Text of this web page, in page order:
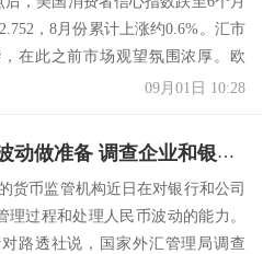
，8月份累计上涨约0.6%。汇市
在此之前市场观望氛围浓厚。欧
09月01日 10:28
中国国家外汇管理局为货币波动做准备 调查企业和银行应付外汇风险能力 人民币近期走势疲软 恐美央行加息导致人民币震荡
货币监管机构近日在对银行和公司
过程和处理人民币波动的能力。
路透社说，国家外汇管理局调查